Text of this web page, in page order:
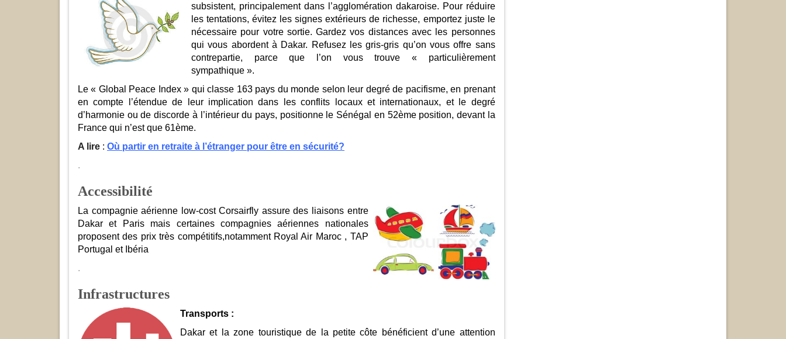
subsistent, principalement dans l’agglomération dakaroise. Pour réduire
les tentations, évitez les signes extérieurs de richesse, emportez juste le
nécessaire pour votre sortie. Gardez vos distances avec les personnes
qui vous abordent à Dakar. Refusez les gris-gris qu’on vous offre sans
contrepartie, parce que l’on vous trouve « particulièrement
sympathique ».
Le « Global Peace Index » qui classe 163 pays du monde selon leur degré de pacifisme, en prenant
en compte l’étendue de leur implication dans les conflits locaux et internationaux, et le degré
d’harmonie ou de discorde à l’intérieur du pays, positionne le Sénégal en 52ème position, devant la
France qui n’est que 61ème.
A lire : Où partir en retraite à l’étranger pour être en sécurité?
.
Accessibilité
La compagnie aérienne low-cost Corsairfly assure des liaisons entre
Dakar et Paris mais certaines compagnies aériennes nationales
proposent des prix très compétitifs,notamment Royal Air Maroc , TAP
Portugal et Ibéria
.
Infrastructures
Transports :
Dakar et la zone touristique de la petite côte bénéficient d’une attention